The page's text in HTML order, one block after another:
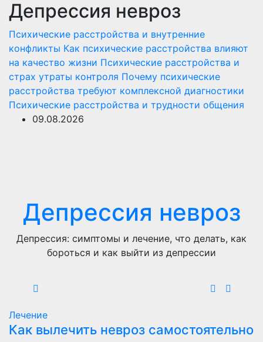
Перейти
содержимому
Депрессия невроз
Психические расстройства и внутренние
конфликты Как психические расстройства влияют
на качество жизни Психические расстройства и
страх утраты контроля Почему психические
расстройства требуют комплексной диагностики
Психические расстройства и трудности общения
09.08.2026
Депрессия невроз
Депрессия: симптомы и лечение, что делать, как
бороться и как выйти из депрессии
Лечение
Как вылечить невроз самостоятельно